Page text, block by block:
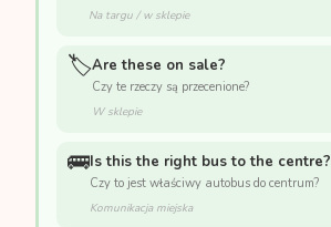
Na targu / w sklepie
🏷️Are these on sale?
Czy te rzeczy są przecenione?
W sklepie
🚌Is this the right bus to the centre?
Czy to jest właściwy autobus do centrum?
Komunikacja miejska